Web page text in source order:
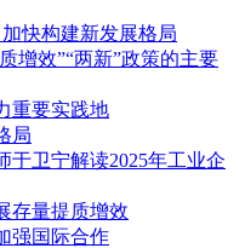
快构建新发展格局
增效”“两新”政策的主要
重要实践地
局
于卫宁解读2025年工业企
存量提质增效
强国际合作